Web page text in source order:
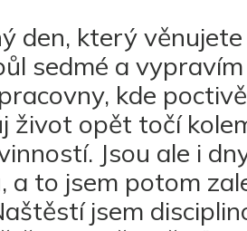
den, který
sedmé a
kde
život opět točí
Jsou ale i
a to jsem potom
jsem